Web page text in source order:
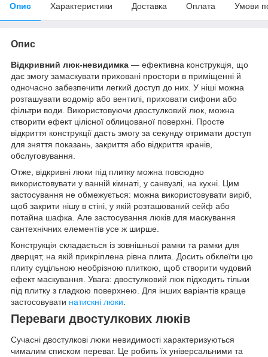
Опис Характеристики Доставка Оплата Умови
Опис
Відкривний люк-невидимка — ефективна конструкція, що
дає змогу замаскувати приховані простори в приміщенні й
одночасно забезпечити легкий доступ до них. У ніші можна
розташувати водомір або вентилі, приховати сифони або
фільтри води. Використовуючи двостулковий люк, можна
створити ефект цілісної облицованої поверхні. Просте
відкриття конструкції дасть змогу за секунду отримати доступ
для зняття показань, закриття або відкриття кранів,
обслуговування.
Отже, відкривні люки під плитку можна повсюдно
використовувати у ванній кімнаті, у санвузлі, на кухні. Цим
застосування не обмежується: можна використовувати виріб,
щоб закрити нішу в стіні, у якій розташований сейф або
потайна шафка. Але застосування люків для маскування
сантехнічних елементів усе ж ширше.
Конструкція складається із зовнішньої рамки та рамки для
дверцят, на якій прикріплена рівна плита. Досить обклеїти цю
плиту суцільною необрізною плиткою, щоб створити чудовий
ефект маскування. Увага: двостулковий люк підходить тільки
під плитку з гладкою поверхнею. Для інших варіантів краще
застосовувати натискні люки
Переваги двостулкових люків
Сучасні двостулкові люки невидимості характеризуються
чималим списком переваг. Це робить їх універсальними та